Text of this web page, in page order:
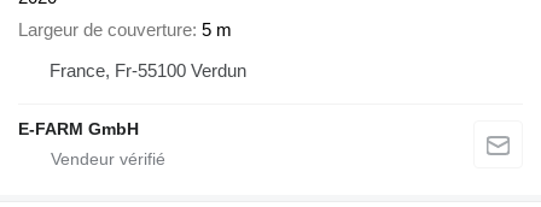
Largeur de couverture 5 m
France, Fr-55100 Verdun
E-FARM GmbH